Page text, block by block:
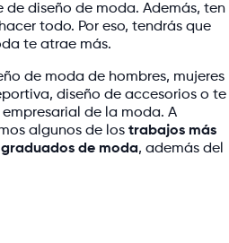
diseño de moda. Además, ten
todo. Por eso, tendrás que
te atrae más.
de moda de hombres, mujeres
diseño de accesorios o te
de la moda. A
algunos de los trabajos más
de moda, además del